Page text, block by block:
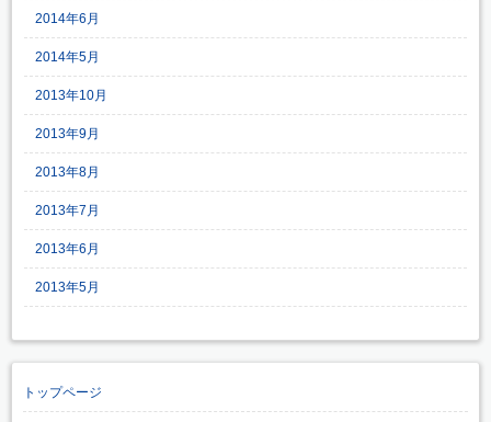
2014年6月
2014年5月
2013年10月
2013年9月
2013年8月
2013年7月
2013年6月
2013年5月
トップページ